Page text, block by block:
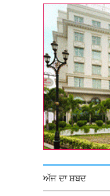
ਅੱਜ ਦਾ ਸ਼ਬਦ